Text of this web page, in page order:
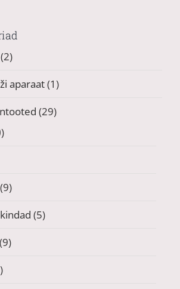
(2)
aparaat(1)
(29)
(9)
(5)
(9)